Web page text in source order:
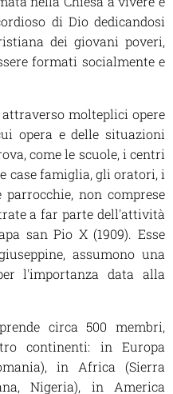
di Dio dedicandosi
dei giovani poveri,
formati socialmente e
molteplici opere
opera e delle situazioni
come le scuole, i centri
case famiglia, gli oratori, i
non comprese
a far parte dell'attività
san Pio X (1909). Esse
assumono una
l'importanza data alla
circa 500 membri,
continenti: in Europa
in Africa (Sierra
Nigeria), in America